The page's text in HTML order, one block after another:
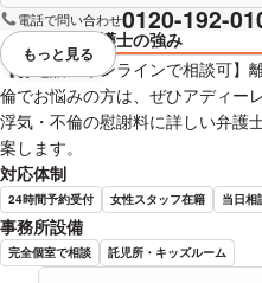
電話で問い合わせ0120-192-
弁護士の強み
【お電話・オンラインで相談可】
倫でお悩みの方は、ぜひアディー
浮気・不倫の慰謝料に詳しい弁護
案します。
対応体制
24時間予約受付 女性スタッフ在籍 当日相
事務所設備
完全個室で相談 託児所・キッズルーム
視覚的に省略されている要素を
もっと見る